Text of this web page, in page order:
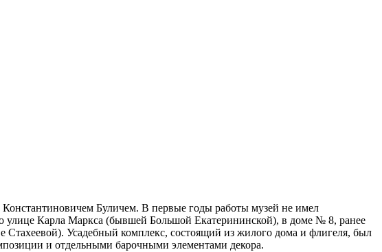
Буличем. В первые годы работы музей не имел
улице Карла Маркса (бывшей Большой Екатерининской), в доме № 8, ранее
Усадебный комплекс, состоящий из жилого дома и флигеля, был
и отдельными барочными элементами декора.